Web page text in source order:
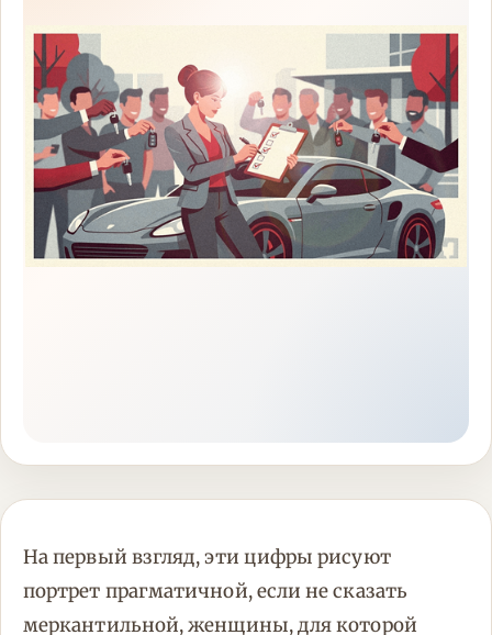
На первый взгляд, эти цифры рисуют
портрет прагматичной, если не сказать
меркантильной, женщины, для которой